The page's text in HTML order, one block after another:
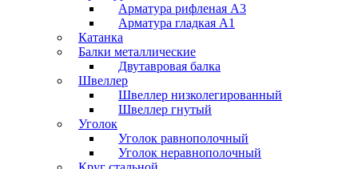
Арматура рифленая А3
Арматура гладкая А1
Катанка
Балки металлические
Двутавровая балка
Швеллер
Швеллер низколегированный
Швеллер гнутый
Уголок
Уголок равнополочный
Уголок неравнополочный